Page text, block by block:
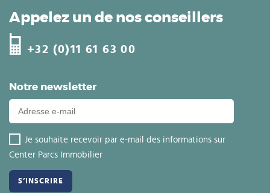
Notre newsletter
Je souhaite recevoir par e-mail des informations sur
Center Parcs Immobilier
Appelez un de nos conseillers
+32 (0)11 61 63 00